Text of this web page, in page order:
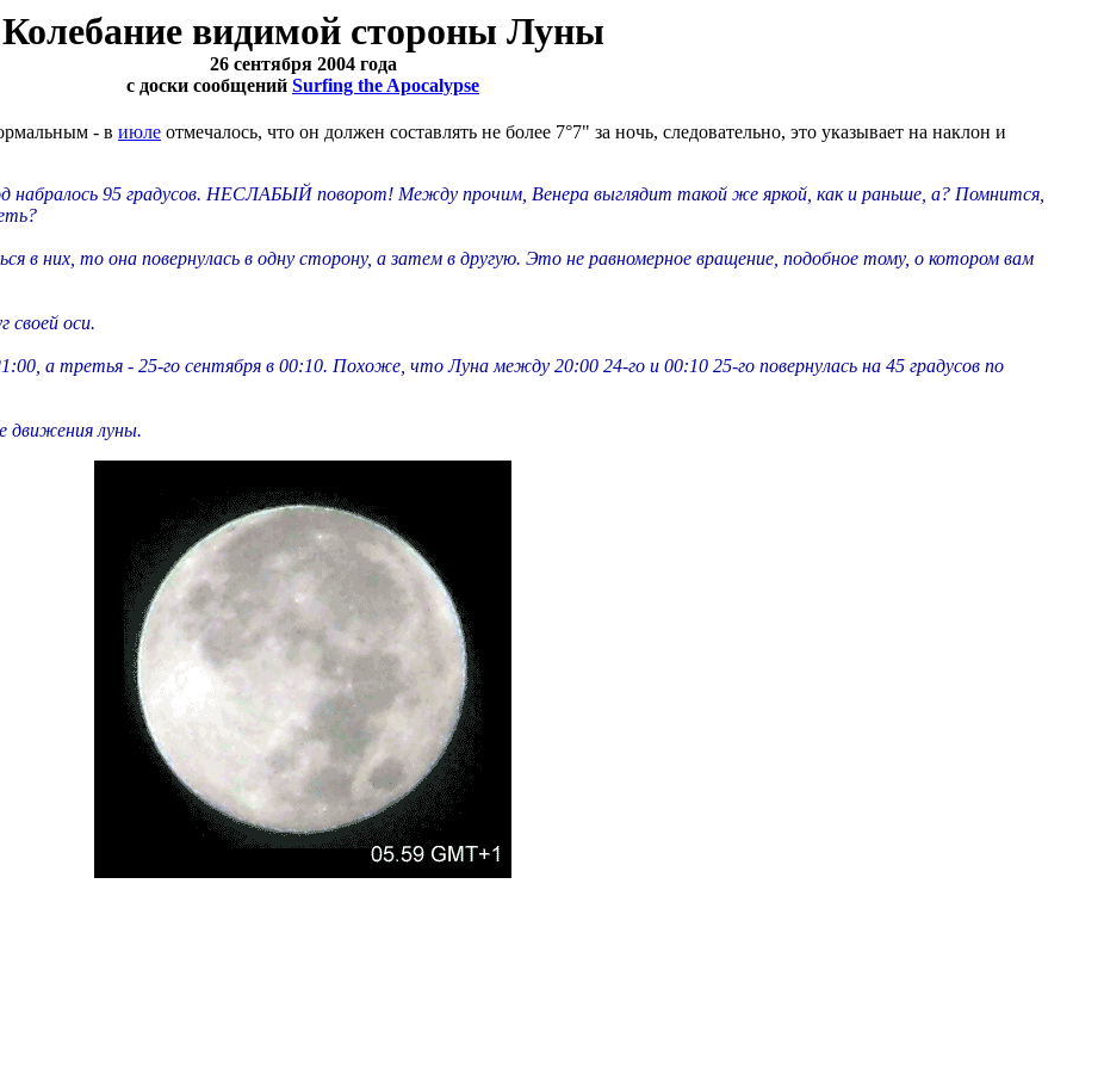
Колебание видимой стороны Луны
26 сентября 2004 года
с доски сообщений Surfing the Apocalypse
- в июле отмечалось, что он должен составлять не более 7°7" за ночь, следовательно, это указывает на наклон и
набралось 95 градусов. НЕСЛАБЫЙ поворот! Между прочим, Венера выглядит такой же яркой, как и раньше, а? Помнится,
в них, то она повернулась в одну сторону, а затем в другую. Это не равномерное вращение, подобное тому, о котором вам
своей оси.
а третья - 25-го сентября в 00:10. Похоже, что Луна между 20:00 24-го и 00:10 25-го повернулась на 45 градусов по
движения луны.